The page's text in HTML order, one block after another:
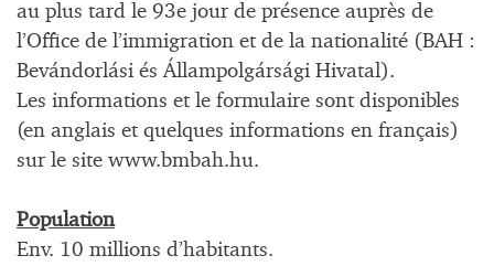
au plus tard le 93e jour de présence auprès de
l’Office de l’immigration et de la nationalité (BAH :
Bevándorlási és Állampolgársági Hivatal).
Les informations et le formulaire sont disponibles
(en anglais et quelques informations en français)
sur le site www.bmbah.hu.
Population
Env. 10 millions d’habitants.